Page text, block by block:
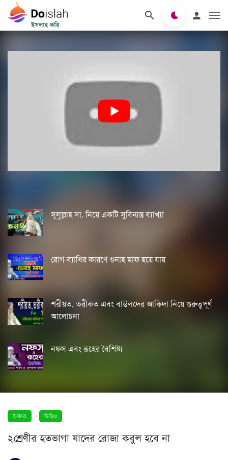
সূলুল্লাহ সা. নিয়ে একটি সুবিন্যস্ত ব্যাখ্যা
রোগ-ব্যাধির কারণে গুনাহ মাফ হয়ে যায়
শরীয়ত, তরীকত এবং বাউলদের আকিদা নিয়ে গুরুত্বপূর্ণ
আলোচনা
নফস এবং রূহের বৈশিষ্ট্য
ইবাদত ভিডিও
২শ্রেণীর হতভাগা যাদের রোজা কবুল হবে না